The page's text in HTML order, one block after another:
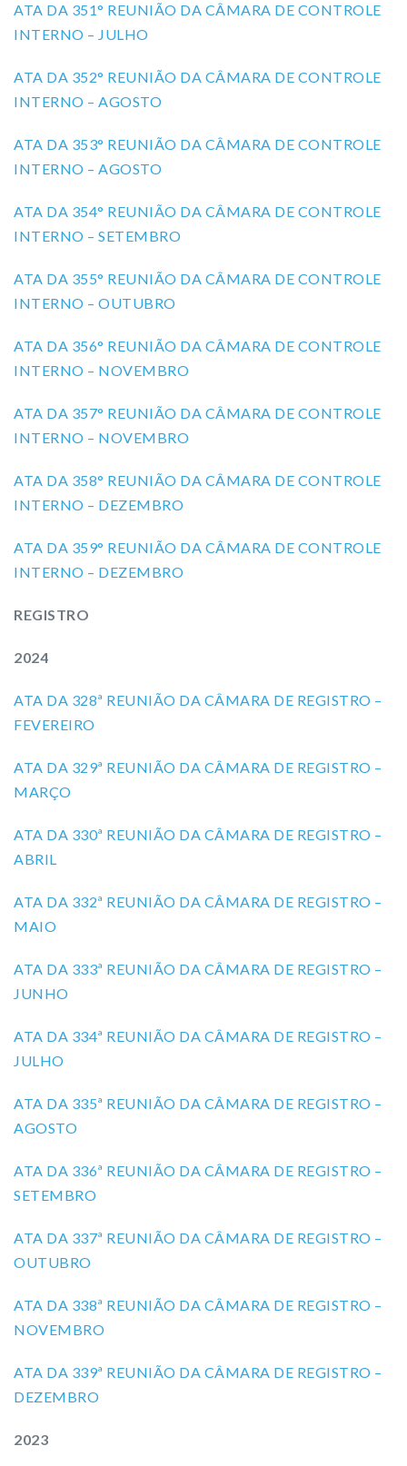
ATA DA 351° REUNIÃO DA CÂMARA DE CONTROLE
INTERNO – JULHO
ATA DA 352° REUNIÃO DA CÂMARA DE CONTROLE
INTERNO – AGOSTO
ATA DA 353° REUNIÃO DA CÂMARA DE CONTROLE
INTERNO – AGOSTO
ATA DA 354° REUNIÃO DA CÂMARA DE CONTROLE
INTERNO – SETEMBRO
ATA DA 355° REUNIÃO DA CÂMARA DE CONTROLE
INTERNO – OUTUBRO
ATA DA 356° REUNIÃO DA CÂMARA DE CONTROLE
INTERNO – NOVEMBRO
ATA DA 357° REUNIÃO DA CÂMARA DE CONTROLE
INTERNO – NOVEMBRO
ATA DA 358° REUNIÃO DA CÂMARA DE CONTROLE
INTERNO – DEZEMBRO
ATA DA 359° REUNIÃO DA CÂMARA DE CONTROLE
INTERNO – DEZEMBRO
REGISTRO
2024
ATA DA 328ª REUNIÃO DA CÂMARA DE REGISTRO –
FEVEREIRO
ATA DA 329ª REUNIÃO DA CÂMARA DE REGISTRO –
MARÇO
ATA DA 330ª REUNIÃO DA CÂMARA DE REGISTRO –
ABRIL
ATA DA 332ª REUNIÃO DA CÂMARA DE REGISTRO –
MAIO
ATA DA 333ª REUNIÃO DA CÂMARA DE REGISTRO –
JUNHO
ATA DA 334ª REUNIÃO DA CÂMARA DE REGISTRO –
JULHO
ATA DA 335ª REUNIÃO DA CÂMARA DE REGISTRO –
AGOSTO
ATA DA 336ª REUNIÃO DA CÂMARA DE REGISTRO –
SETEMBRO
ATA DA 337ª REUNIÃO DA CÂMARA DE REGISTRO –
OUTUBRO
ATA DA 338ª REUNIÃO DA CÂMARA DE REGISTRO –
NOVEMBRO
ATA DA 339ª REUNIÃO DA CÂMARA DE REGISTRO –
DEZEMBRO
2023